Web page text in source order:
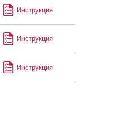
Инструкция
Инструкция
Инструкция